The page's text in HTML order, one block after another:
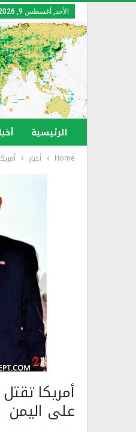
الأحد, أغسطس 9, 2026
الرئيسية
Home أخبار
أمريكا
على اليمن